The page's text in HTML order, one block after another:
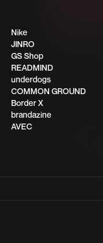
Nike
JINRO
GS Shop
READMIND
underdogs
COMMON GROUND
Border X
brandazine
AVEC